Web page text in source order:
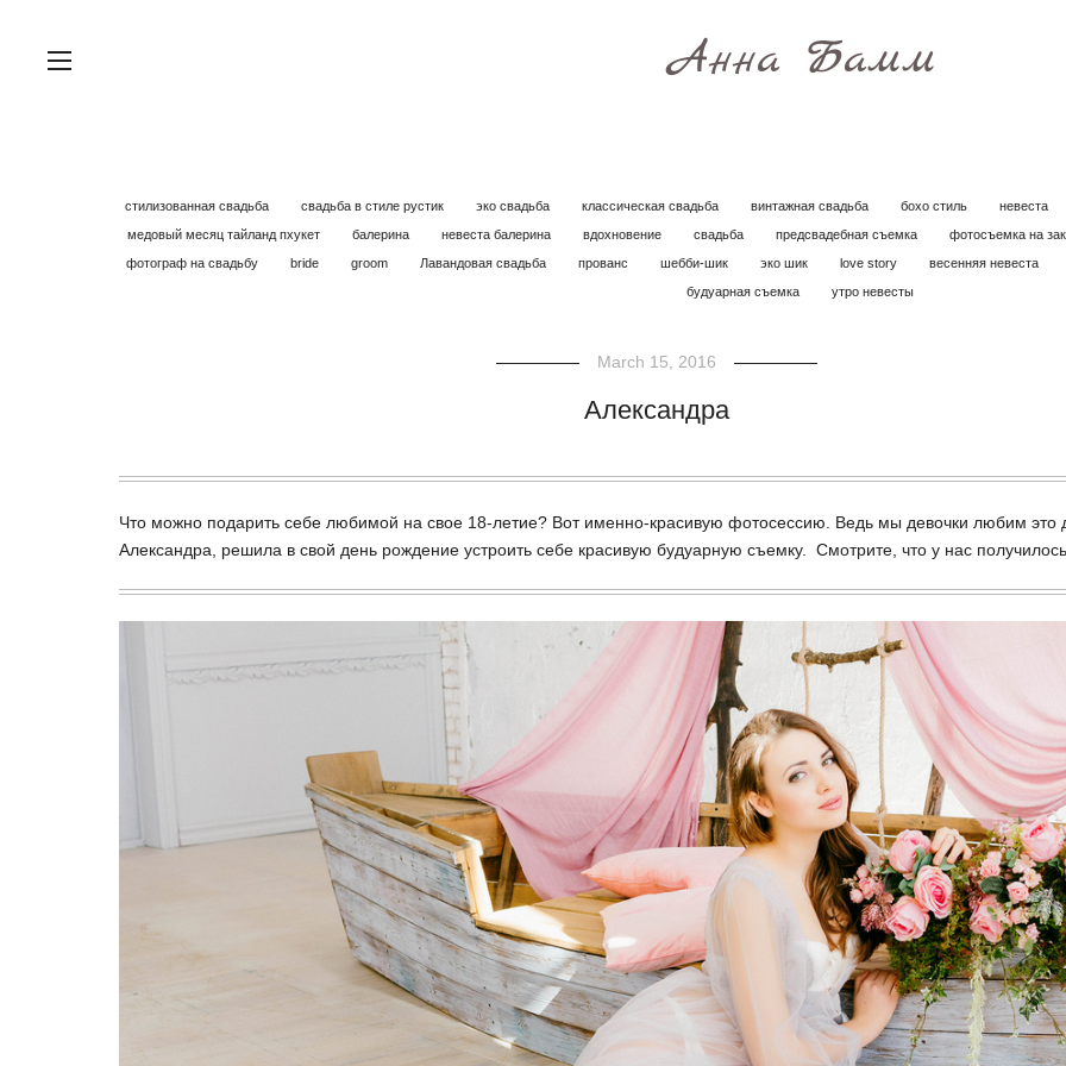
Анна Бамм
стилизованная свадьба свадьба в стиле рустик эко свадьба классическая свадьба винтажная свадьба бохо стиль
невеста
медовый месяц тайланд пхукет
балерина невеста балерина вдохновение свадьба предсвадебная съемка
фотосъемка на
фотограф на свадьбу
bride groom Лавандовая свадьба прованс шебби-шик эко шик love story
весенняя невеста
будуарная съемка
утро невесты
March 15, 2016
Александра
Что можно подарить себе любимой на свое 18-летие? Вот именно-красивую фотосессию. Ведь мы девочки любим это
Александра, решила в свой день рождение устроить себе красивую будуарную съемку. Смотрите, что у нас